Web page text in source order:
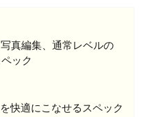
真編集、通常レベルの
ック
快適にこなせるスペック